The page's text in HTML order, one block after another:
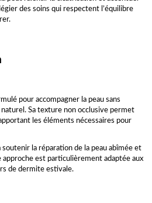
des soins qui respectent l’équilibre
pour accompagner la peau sans
Sa texture non occlusive permet
les éléments nécessaires pour
soutenir la réparation de la peau abîmée et
approche est particulièrement adaptée aux
de dermite estivale.